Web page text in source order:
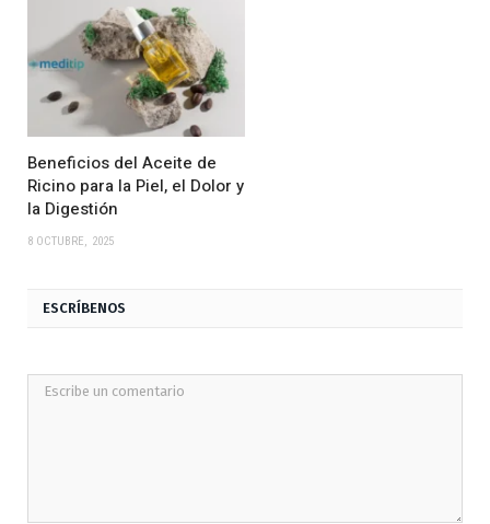
Beneficios del Aceite de
Ricino para la Piel, el Dolor y
la Digestión
8 OCTUBRE, 2025
ESCRÍBENOS